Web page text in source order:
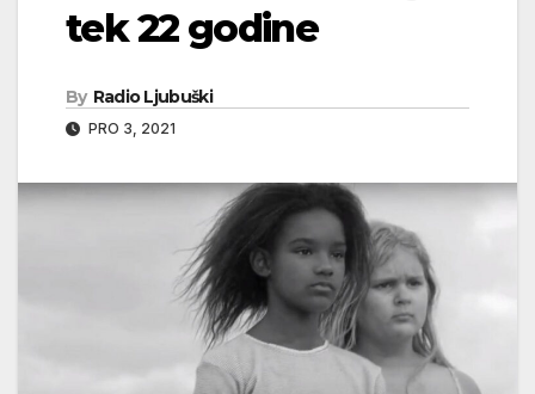
tek 22 godine
By Radio Ljubuški
PRO 3, 2021